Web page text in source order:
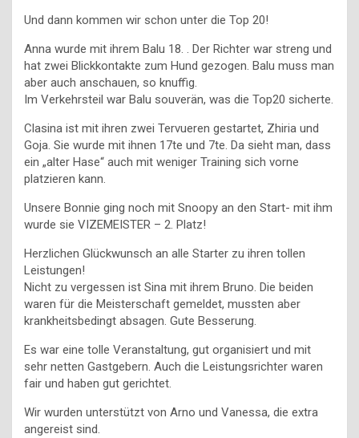
Und dann kommen wir schon unter die Top 20!
Anna wurde mit ihrem Balu 18. . Der Richter war streng und
hat zwei Blickkontakte zum Hund gezogen. Balu muss man
aber auch anschauen, so knuffig.
Im Verkehrsteil war Balu souverän, was die Top20 sicherte.
Clasina ist mit ihren zwei Tervueren gestartet, Zhiria und
Goja. Sie wurde mit ihnen 17te und 7te. Da sieht man, dass
ein „alter Hase“ auch mit weniger Training sich vorne
platzieren kann.
Unsere Bonnie ging noch mit Snoopy an den Start- mit ihm
wurde sie VIZEMEISTER – 2. Platz!
Herzlichen Glückwunsch an alle Starter zu ihren tollen
Leistungen!
Nicht zu vergessen ist Sina mit ihrem Bruno. Die beiden
waren für die Meisterschaft gemeldet, mussten aber
krankheitsbedingt absagen. Gute Besserung.
Es war eine tolle Veranstaltung, gut organisiert und mit
sehr netten Gastgebern. Auch die Leistungsrichter waren
fair und haben gut gerichtet.
Wir wurden unterstützt von Arno und Vanessa, die extra
angereist sind.